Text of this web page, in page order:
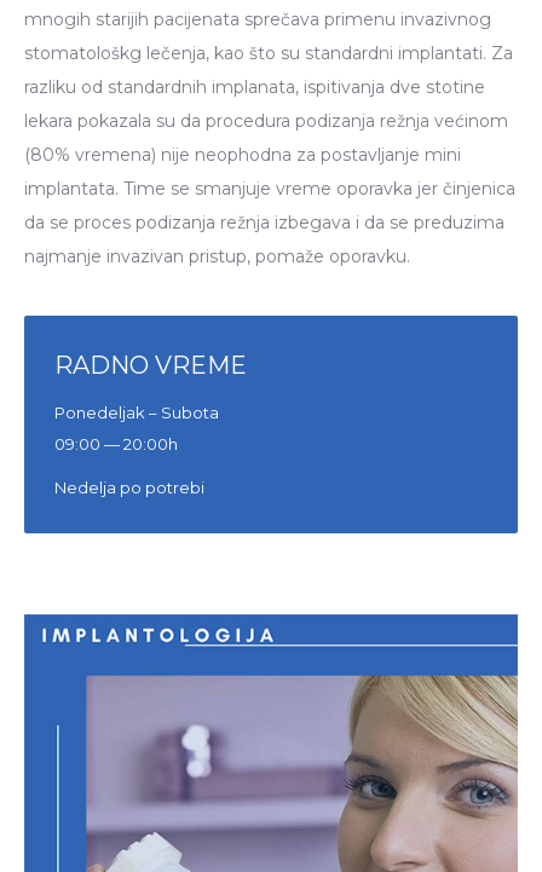
mnogih starijih pacijenata sprečava primenu invazivnog
stomatološkg lečenja, kao što su standardni implantati. Za
razliku od standardnih implanata, ispitivanja dve stotine
lekara pokazala su da procedura podizanja režnja većinom
(80% vremena) nije neophodna za postavljanje mini
implantata. Time se smanjuje vreme oporavka jer činjenica
da se proces podizanja režnja izbegava i da se preduzima
najmanje invazivan pristup, pomaže oporavku.
RADNO VREME
Ponedeljak – Subota
09:00 — 20:00h
Nedelja po potrebi